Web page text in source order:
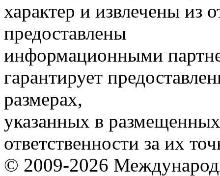
характер и извлечены из
предоставлены
информационными
гарантирует
размерах,
указанных в
ответственности за их
© 2009-2026